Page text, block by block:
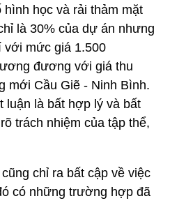
học và rải thảm mặt
là 30% của dự án nhưng
với mức giá 1.500
đương với giá thu
mới Cầu Giẽ - Ninh Bình.
luận là bất hợp lý và bất
trách nhiệm của tập thể,
chỉ ra bất cập về việc
có những trường hợp đã